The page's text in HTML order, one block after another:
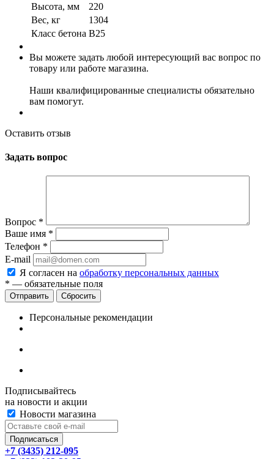
Высота, мм
220
Вес, кг
1304
Класс бетона B25
Вы можете задать любой интересующий вас вопрос по
товару или работе магазина.
Наши квалифицированные специалисты обязательно
вам помогут.
Оставить отзыв
Задать вопрос
Вопрос *
Ваше имя *
Телефон *
E-mail
Я согласен на обработку персональных данных
* — обязательные поля
Сбросить
Персональные рекомендации
Подписывайтесь
на новости и акции
Новости магазина
+7 (3435) 212-095